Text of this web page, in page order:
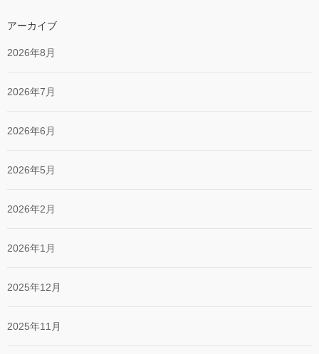
アーカイブ
2026年8月
2026年7月
2026年6月
2026年5月
2026年2月
2026年1月
2025年12月
2025年11月